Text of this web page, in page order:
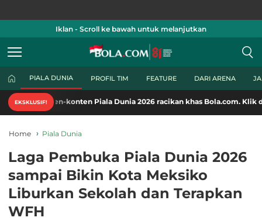
Iklan - Scroll ke bawah untuk melanjutkan
PIALA DUNIA PROFIL TIM FEATURE DARI ARENA
EKSKLUSIF!
konten Piala Dunia 2026 racikan khas Bola.com. Klik di sini!
Home Piala Dunia
Laga Pembuka Piala Dunia 2026
sampai Bikin Kota Meksiko
Liburkan Sekolah dan Terapkan
WFH